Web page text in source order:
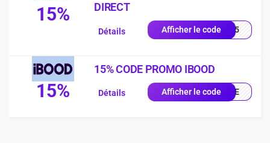
15%
DIRECT
Afficher le codeUE15
Détails
15%
15% CODE PROMO IBOOD
Afficher le codeIQUE
Détails